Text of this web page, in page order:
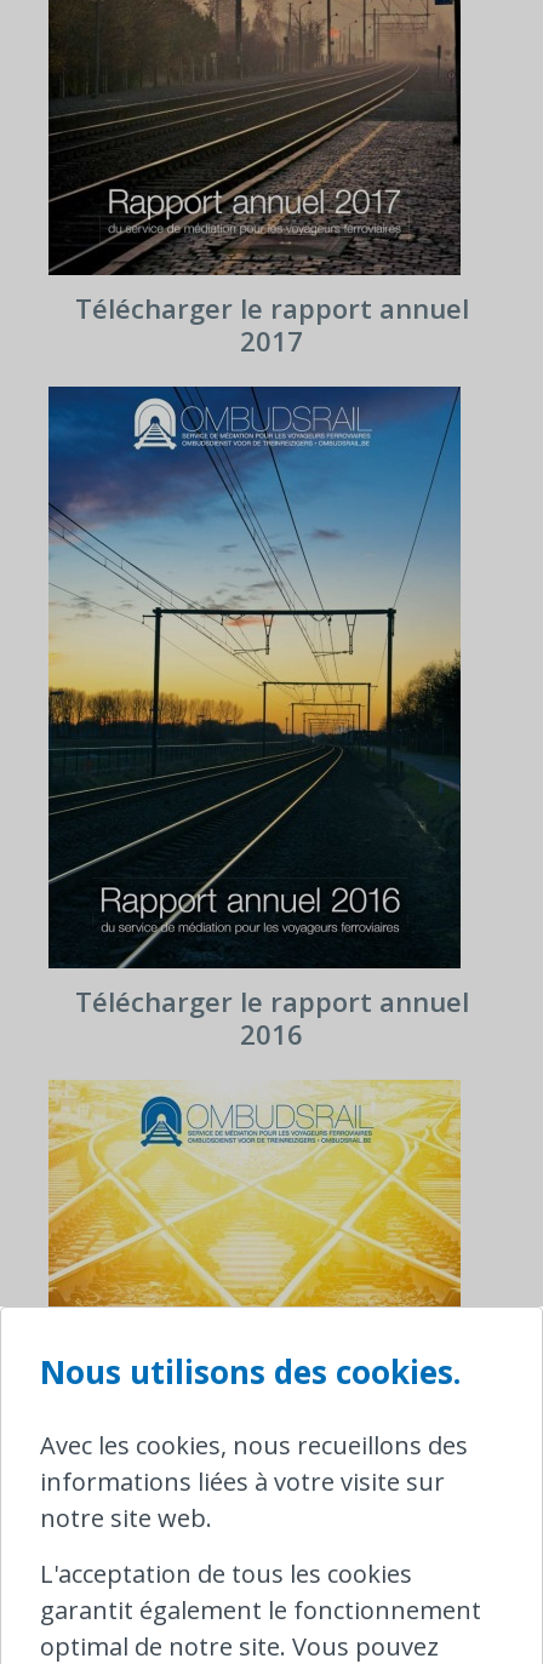
Télécharger le rapport annuel
2017
Télécharger le rapport annuel
2016
Nous utilisons des cookies.
Avec les cookies, nous recueillons des
informations liées à votre visite sur
notre site web.
L'acceptation de tous les cookies
garantit également le fonctionnement
optimal de notre site. Vous pouvez